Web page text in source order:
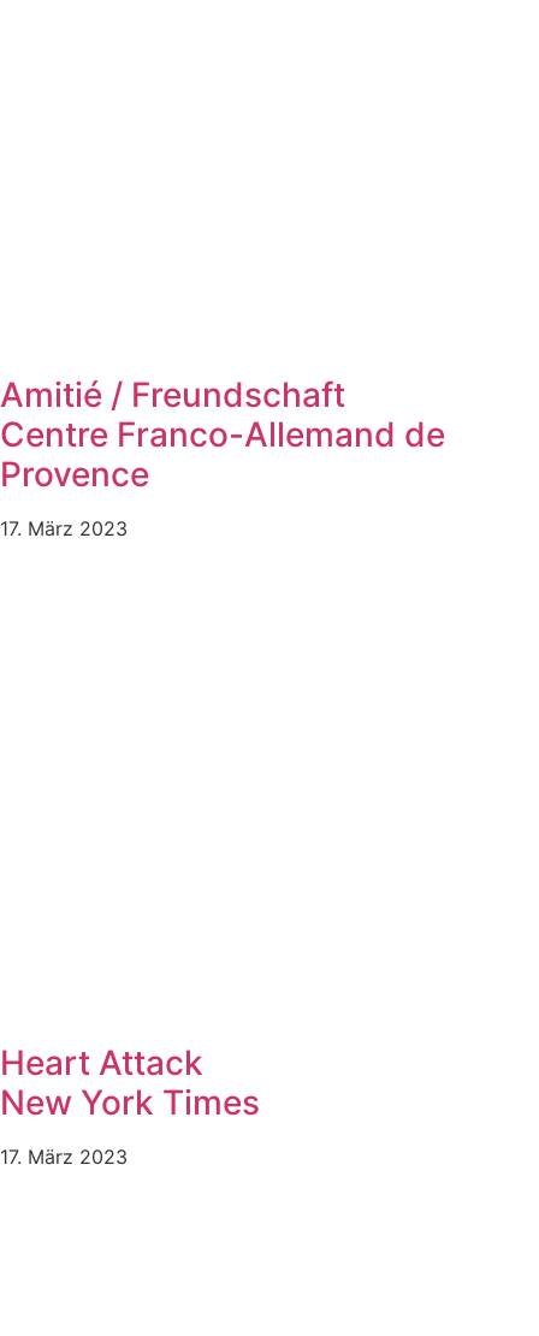
Amitié / Freundschaft
Centre Franco-Allemand de
Provence
17. März 2023
Heart Attack
New York Times
17. März 2023